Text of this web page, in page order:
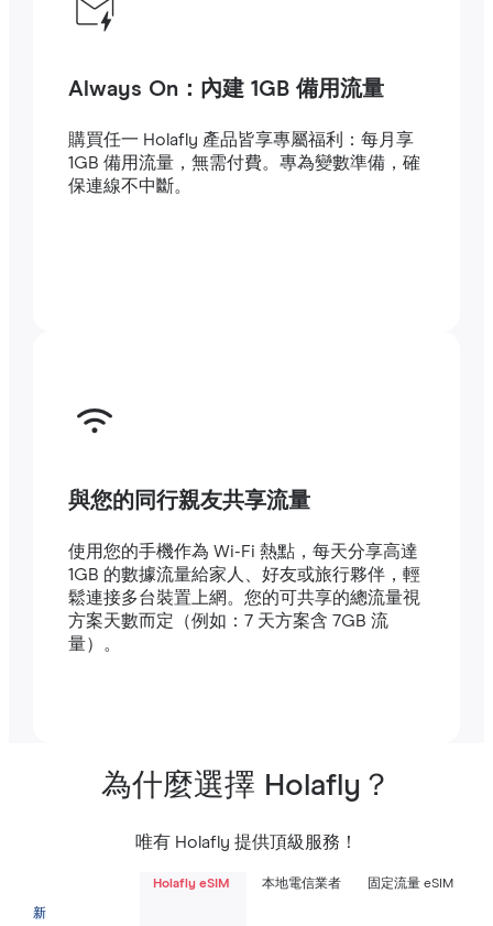
Always On：內建 1GB 備用流量
購買任一 Holafly 產品皆享專屬福利：每月享
1GB 備用流量，無需付費。專為變數準備，確
保連線不中斷。
與您的同行親友共享流量
使用您的手機作為 Wi-Fi 熱點，每天分享高達
1GB 的數據流量給家人、好友或旅行夥伴，輕
鬆連接多台裝置上網。您的可共享的總流量視
方案天數而定（例如：7 天方案含 7GB 流
量）。
為什麼選擇 Holafly？
唯有 Holafly 提供頂級服務！
Holafly eSIM 本地電信業者 固定流量 eSIM
新